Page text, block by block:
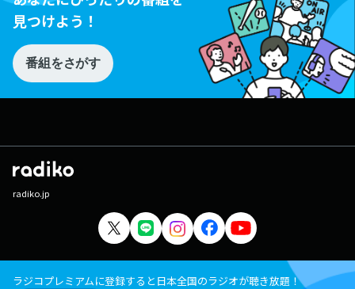
見つけよう！
番組をさがす
radiko.jp
ラジコプレミアムに登録すると日本全国のラジオが聴き放題！